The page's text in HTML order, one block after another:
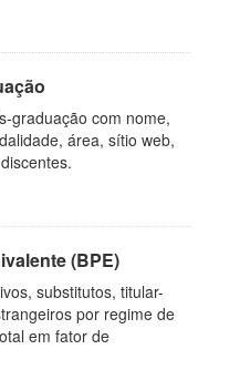
graduação com nome,
área, sítio web,
(BPE)
substitutos, titular-
por regime de
em fator de